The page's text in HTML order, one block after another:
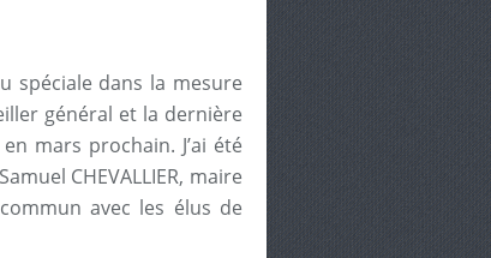
spéciale dans la mesure
général et la dernière
mars prochain. J’ai été
CHEVALLIER, maire
avec les élus de